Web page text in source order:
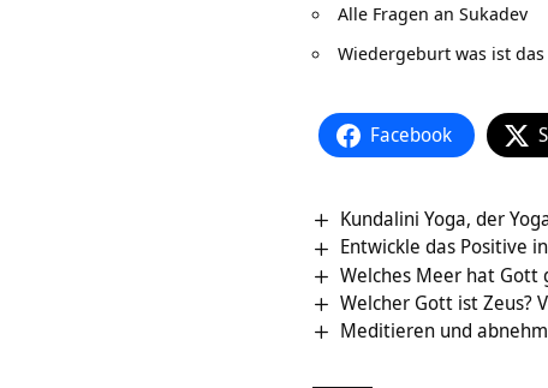
Alle Fragen an Sukadev
Wiedergeburt was ist
Facebook
Kundalini Yoga, der
Entwickle das Positive
Welches Meer hat
Welcher Gott ist Zeus?
Meditieren und